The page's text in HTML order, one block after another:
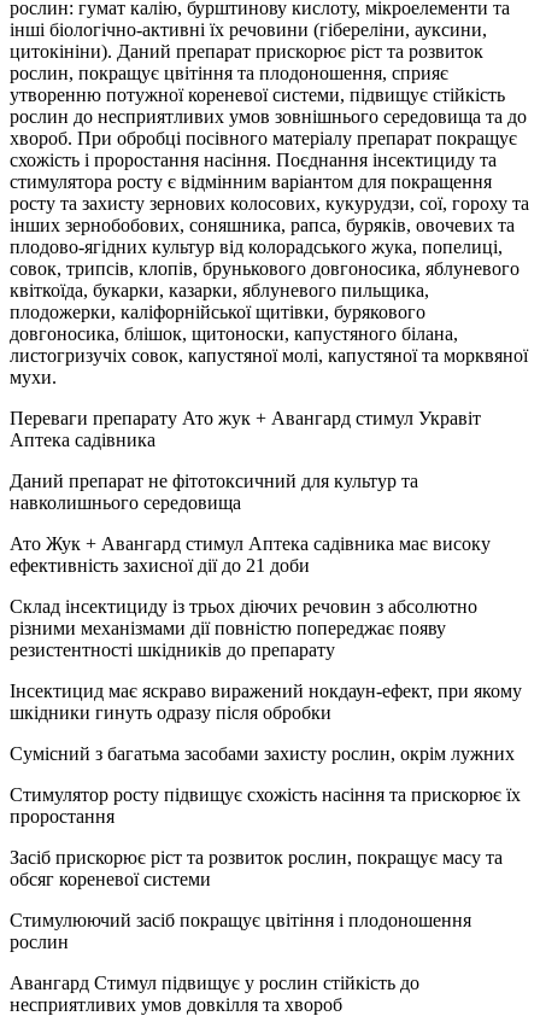
рослин: гумат калію, бурштинову кислоту, мікроелементи та
інші біологічно-активні їх речовини (гібереліни, ауксини,
цитокініни). Даний препарат прискорює ріст та розвиток
рослин, покращує цвітіння та плодоношення, сприяє
утворенню потужної кореневої системи, підвищує стійкість
рослин до несприятливих умов зовнішнього середовища та до
хвороб. При обробці посівного матеріалу препарат покращує
схожість і проростання насіння. Поєднання інсектициду та
стимулятора росту є відмінним варіантом для покращення
росту та захисту зернових колосових, кукурудзи, сої, гороху та
інших зернобобових, соняшника, рапса, буряків, овочевих та
плодово-ягідних культур від колорадського жука, попелиці,
совок, трипсів, клопів, брунькового довгоносика, яблуневого
квіткоїда, букарки, казарки, яблуневого пильщика,
плодожерки, каліфорнійської щитівки, бурякового
довгоносика, блішок, щитоноски, капустяного білана,
листогризучіх совок, капустяної молі, капустяної та морквяної
мухи.
Переваги препарату Ато жук + Авангард стимул Укравіт
Аптека садівника
Даний препарат не фітотоксичний для культур та
навколишнього середовища
Ато Жук + Авангард стимул Аптека садівника має високу
ефективність захисної дії до 21 доби
Склад інсектициду із трьох діючих речовин з абсолютно
різними механізмами дії повністю попереджає появу
резистентності шкідників до препарату
Інсектицид має яскраво виражений нокдаун-ефект, при якому
шкідники гинуть одразу після обробки
Сумісний з багатьма засобами захисту рослин, окрім лужних
Стимулятор росту підвищує схожість насіння та прискорює їх
проростання
Засіб прискорює ріст та розвиток рослин, покращує масу та
обсяг кореневої системи
Стимулюючий засіб покращує цвітіння і плодоношення
рослин
Авангард Стимул підвищує у рослин стійкість до
несприятливих умов довкілля та хвороб